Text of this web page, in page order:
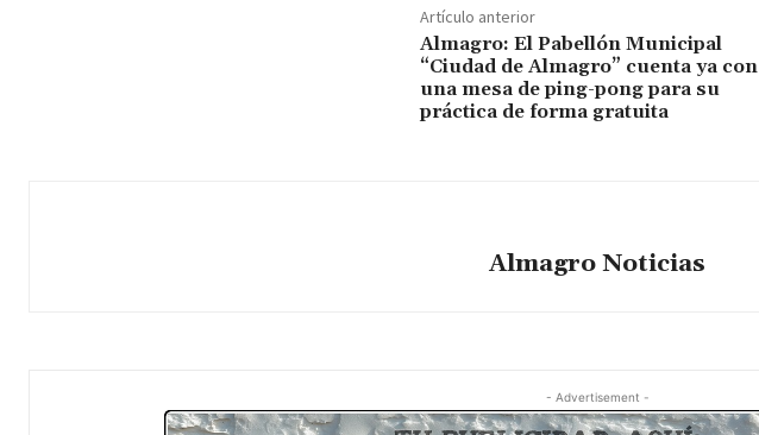
Artículo anterior
Almagro: El Pabellón Municipal
“Ciudad de Almagro” cuenta ya con
una mesa de ping-pong para su
práctica de forma gratuita
Almagro Noticias
- Advertisement -